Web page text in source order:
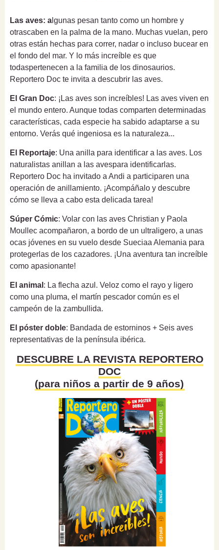
Las aves: a lgunas pesan tanto como un hombre y
otrascaben en la palma de la mano. Muchas vuelan, pero
otras están hechas para correr, nadar o incluso bucear en
el fondo del mar. Y lo más increíble es que
todaspertenecen a la familia de los dinosaurios.
Reportero Doc te invita a descubrir las aves.
El Gran Doc: ¡Las aves son increíbles! Las aves viven en
el mundo entero. Aunque todas comparten determinadas
características, cada especie ha sabido adaptarse a su
entorno. Verás qué ingeniosa es la naturaleza...
El Reportaje: Una anilla para identificar a las aves. Los
naturalistas anillan a las avespara identificarlas.
Reportero Doc ha invitado a Andi a participaren una
operación de anillamiento. ¡Acompáñalo y descubre
cómo se lleva a cabo esta delicada tarea!
Súper Cómic: Volar con las aves Christian y Paola
Moullec acompañaron, a bordo de un ultraligero, a unas
ocas jóvenes en su vuelo desde Sueciaa Alemania para
protegerlas de los cazadores. ¡Una aventura tan increíble
como apasionante!
El animal : La flecha azul. Veloz como el rayo y ligero
como una pluma, el martín pescador común es el
campeón de la zambullida.
El póster doble: Bandada de estorninos + Seis aves
representativas de la península ibérica.
DESCUBRE LA REVISTA REPORTERO
DOC
(para niños a partir de 9 años)